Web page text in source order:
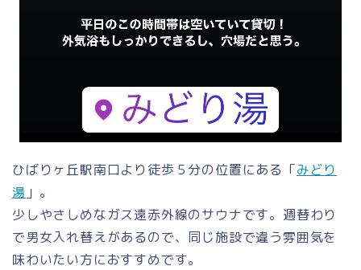
ひばりヶ丘駅南口より徒歩５分の位置にある「みどり
湯 」。
少しやさしめなガス遠赤外線のサウナです。週替わり
で男女入れ替えがあるので、同じ施設で違う雰囲気を
味わいたい方におすすめです。